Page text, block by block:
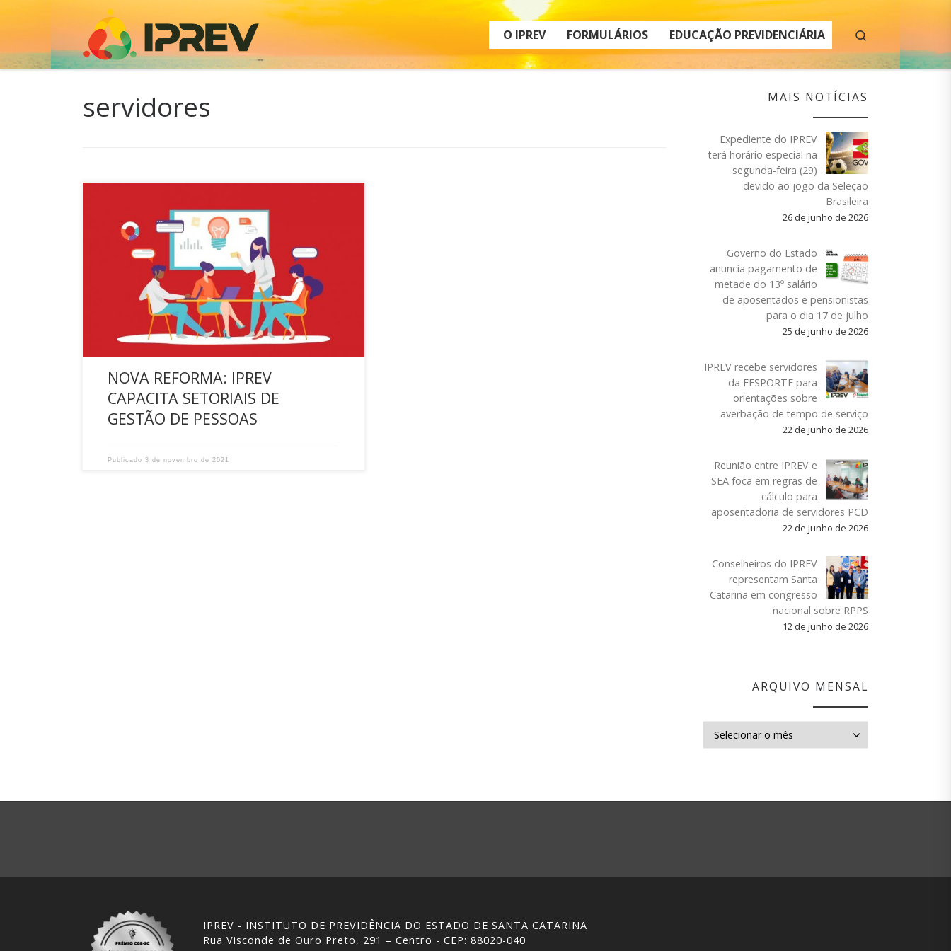
Skip to content
O IPREV FORMULÁRIOS EDUCAÇÃO PREVIDENCIÁRIA
servidores
O Instituto de Previdência de Santa Catarina está
promovendo encontros com os servidores que atuam
nos setoriais de gestão de pessoas. Os encontros,
exclusivos para servidores, são divididos por temas:
reforma da previdência, instrução de processos de
aposentadoria e instrução de processos de averbação e
são ministrados pela gerente de […]
NOVA REFORMA: IPREV
CAPACITA SETORIAIS DE
GESTÃO DE PESSOAS
Publicado3 de novembro de 2021
MAIS NOTÍCIAS
Expediente do IPREV
terá horário especial na
segunda-feira (29)
devido ao jogo da Seleção
Brasileira
26 de junho de 2026
Governo do Estado
anuncia pagamento de
metade do 13º salário
de aposentados e pensionistas
para o dia 17 de julho
25 de junho de 2026
IPREV recebe servidores
da FESPORTE para
orientações sobre
averbação de tempo de serviço
22 de junho de 2026
Reunião entre IPREV e
SEA foca em regras de
cálculo para
aposentadoria de servidores PCD
22 de junho de 2026
Conselheiros do IPREV
representam Santa
Catarina em congresso
nacional sobre RPPS
12 de junho de 2026
ARQUIVO MENSAL
IPREV - INSTITUTO DE PREVIDÊNCIA DO ESTADO DE SANTA CATARINA
Rua Visconde de Ouro Preto, 291 – Centro - CEP: 88020-040